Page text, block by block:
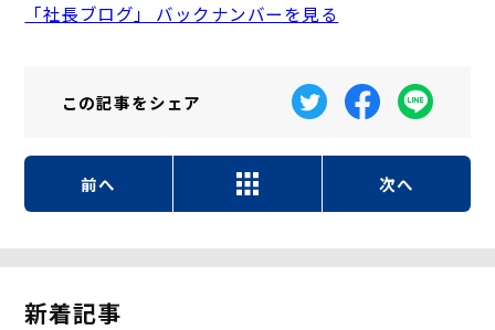
「社長ブログ」 バックナンバーを見る
この記事をシェア
前へ 次へ
新着記事